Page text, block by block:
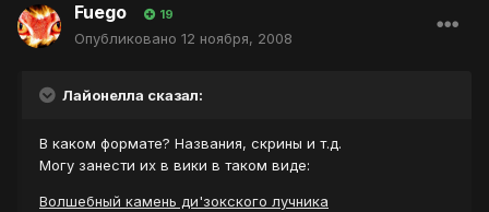
Fuego 19
Опубликовано 12 ноября, 2008
Лайонелла сказал:
В каком формате? Названия, скрины и т.д.
Могу занести их в вики в таком виде:
Волшебный камень ди'зокского лучника